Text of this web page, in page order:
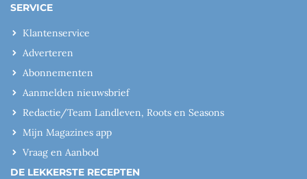
SERVICE
Klantenservice
Adverteren
Abonnementen
Aanmelden nieuwsbrief
Redactie/Team Landleven, Roots en Seasons
Mijn Magazines app
Vraag en Aanbod
DE LEKKERSTE RECEPTEN